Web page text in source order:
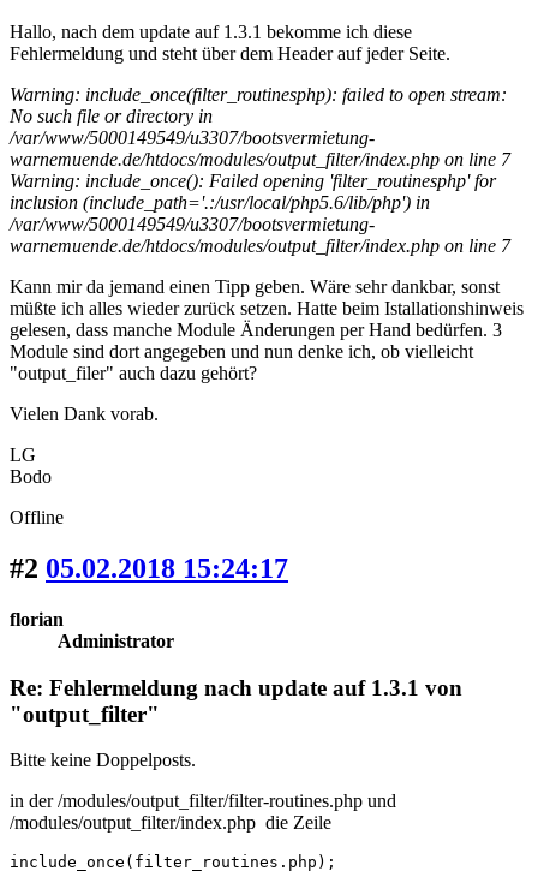
Hallo, nach dem update auf 1.3.1 bekomme ich diese
Fehlermeldung und steht über dem Header auf jeder Seite.
Warning: include_once(filter_routinesphp): failed to open stream:
No such file or directory in
/var/www/5000149549/u3307/bootsvermietung-
warnemuende.de/htdocs/modules/output_filter/index.php on line 7
Warning: include_once(): Failed opening 'filter_routinesphp' for
inclusion (include_path='.:/usr/local/php5.6/lib/php') in
/var/www/5000149549/u3307/bootsvermietung-
warnemuende.de/htdocs/modules/output_filter/index.php on line 7
Kann mir da jemand einen Tipp geben. Wäre sehr dankbar, sonst
müßte ich alles wieder zurück setzen. Hatte beim Istallationshinweis
gelesen, dass manche Module Änderungen per Hand bedürfen. 3
Module sind dort angegeben und nun denke ich, ob vielleicht
"output_filer" auch dazu gehört?
Vielen Dank vorab.
LG
Bodo
Offline
#2 05.02.2018 15:24:17
florian
Administrator
Re: Fehlermeldung nach update auf 1.3.1 von
"output_filter"
Bitte keine Doppelposts.
in der /modules/output_filter/filter-routines.php und
/modules/output_filter/index.php die Zeile
include_once(filter_routines.php);